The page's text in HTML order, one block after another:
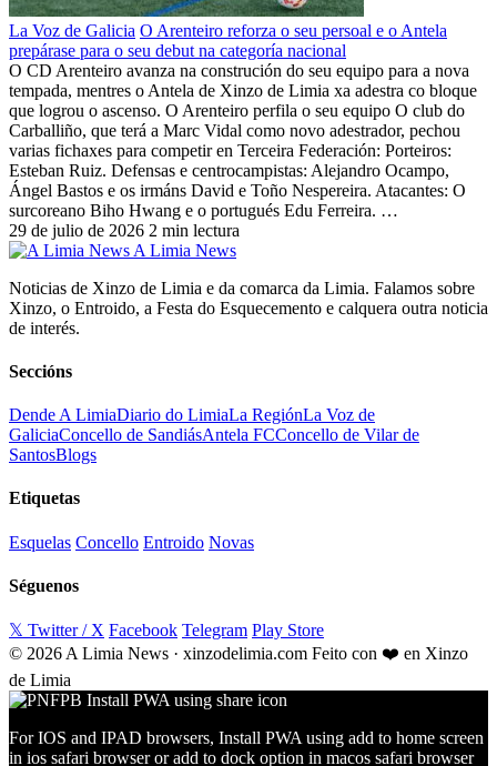
La Voz de Galicia O Arenteiro reforza o seu persoal e o Antela
prepárase para o seu debut na categoría nacional
O CD Arenteiro avanza na construción do seu equipo para a nova
tempada, mentres o Antela de Xinzo de Limia xa adestra co bloque
que logrou o ascenso. O Arenteiro perfila o seu equipo O club do
Carballiño, que terá a Marc Vidal como novo adestrador, pechou
varias fichaxes para competir en Terceira Federación: Porteiros:
Esteban Ruiz. Defensas e centrocampistas: Alejandro Ocampo,
Ángel Bastos e os irmáns David e Toño Nespereira. Atacantes: O
surcoreano Biho Hwang e o portugués Edu Ferreira. …
29 de julio de 2026 2 min lectura
A Limia News
Noticias de Xinzo de Limia e da comarca da Limia. Falamos sobre
Xinzo, o Entroido, a Festa do Esquecemento e calquera outra noticia
de interés.
Seccións
Dende A LimiaDiario do LimiaLa RegiónLa Voz de
GaliciaConcello de SandiásAntela FCConcello de Vilar de
SantosBlogs
Etiquetas
Esquelas Concello Entroido Novas
Séguenos
𝕏 Twitter / X Facebook Telegram Play Store
© 2026 A Limia News · xinzodelimia.com Feito con ❤️ en Xinzo
de Limia
For IOS and IPAD browsers, Install PWA using add to home screen
in ios safari browser or add to dock option in macos safari browser